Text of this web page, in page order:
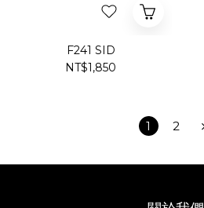
F241 SID
NT$1,850
1 2